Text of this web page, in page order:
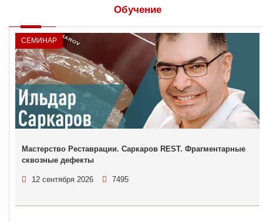
Обучение
СЕМИНАР
Мастерство Реставрации. Саркаров REST. Фрагментарные
сквозные дефекты
12 сентября 2026 7495